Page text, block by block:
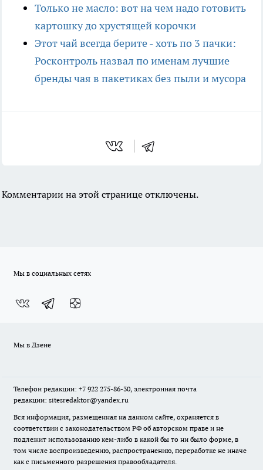
Только не масло: вот на чем надо готовить
картошку до хрустящей корочки
Этот чай всегда берите - хоть по 3 пачки:
Росконтроль назвал по именам лучшие
бренды чая в пакетиках без пыли и мусора
Комментарии на этой странице отключены.
Мы в социальных сетях
Мы в Дзене
Телефон редакции: +7 922 275-86-30, электронная почта
редакции: sitesredaktor@yandex.ru
Вся информация, размещенная на данном сайте, охраняется в
соответствии с законодательством РФ об авторском праве и не
подлежит использованию кем-либо в какой бы то ни было форме, в
том числе воспроизведению, распространению, переработке не иначе
как с письменного разрешения правообладателя.